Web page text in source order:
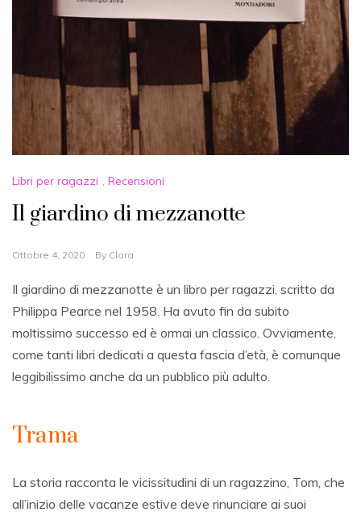
Libri per ragazzi , Recensioni
Il giardino di mezzanotte
Ottobre 4, 2020 By Clara
Il giardino di mezzanotte è un libro per ragazzi, scritto da
Philippa Pearce nel 1958. Ha avuto fin da subito
moltissimo successo ed è ormai un classico. Ovviamente,
come tanti libri dedicati a questa fascia d’età, è comunque
leggibilissimo anche da un pubblico più adulto.
Trama
La storia racconta le vicissitudini di un ragazzino, Tom, che
all’inizio delle vacanze estive deve rinunciare ai suoi